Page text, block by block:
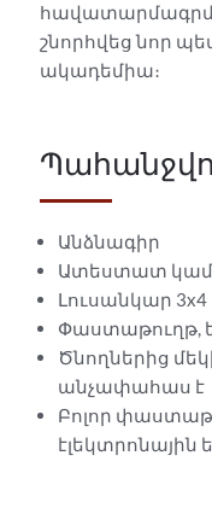
շնորհվեց նոր
ակադեմիա։
Անձնագիր
Ատեստատ կամ
Լուսանկար 3x4
Փաստաթուղթ,
Ծնողներից
անչափահաս է
Բոլոր
էլեկտրոնային